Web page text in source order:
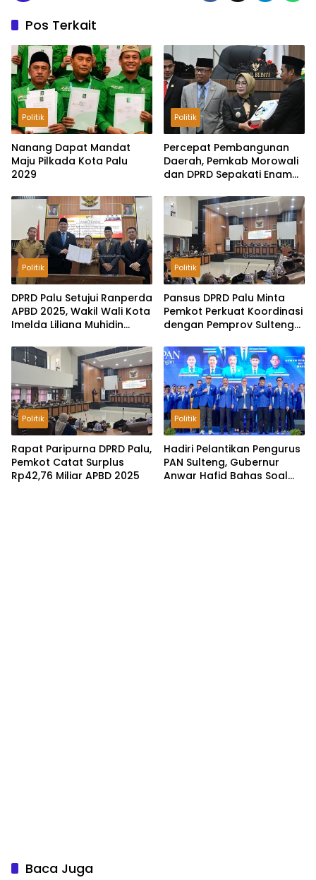
Pos Terkait
Politik
Nanang Dapat Mandat
Maju Pilkada Kota Palu
2029
Politik
Percepat Pembangunan
Daerah, Pemkab Morowali
dan DPRD Sepakati Enam
Politik
DPRD Palu Setujui Ranperda
APBD 2025, Wakil Wali Kota
Imelda Liliana Muhidin
Keuangan Terus Dibenahi
Politik
Pansus DPRD Palu Minta
Pemkot Perkuat Koordinasi
dengan Pemprov Sulteng
Pemungutan Pajak
Tambang
Politik
Rapat Paripurna DPRD Palu,
Pemkot Catat Surplus
Rp42,76 Miliar APBD 2025
Politik
Hadiri Pelantikan Pengurus
PAN Sulteng, Gubernur
Anwar Hafid Bahas Soal
Baca Juga